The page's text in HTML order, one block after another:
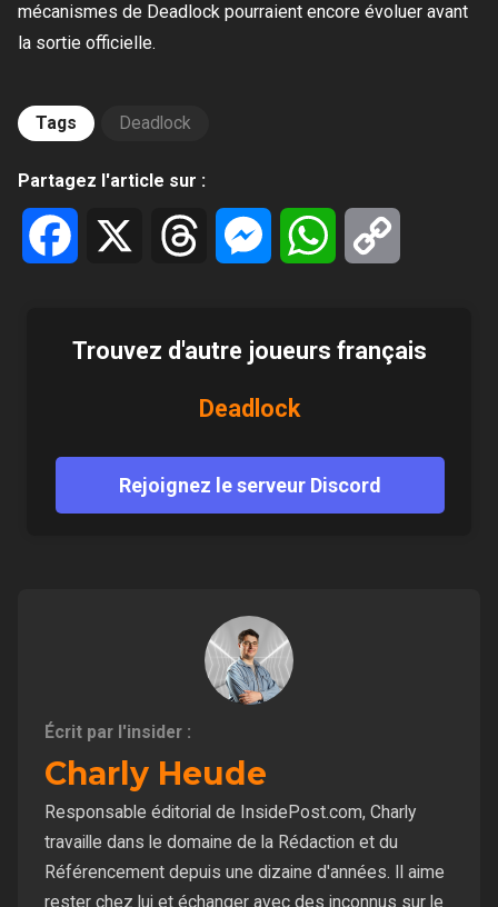
mécanismes de Deadlock pourraient encore évoluer avant
la sortie officielle.
Tags Deadlock
Partagez l'article sur :
Facebook Threads MessengerWhatsApp
Trouvez d'autre joueurs français
Deadlock
Rejoignez le serveur Discord
Écrit par l'insider :
Charly Heude
Responsable éditorial de InsidePost.com, Charly
travaille dans le domaine de la Rédaction et du
Référencement depuis une dizaine d'années. Il aime
rester chez lui et échanger avec des inconnus sur le